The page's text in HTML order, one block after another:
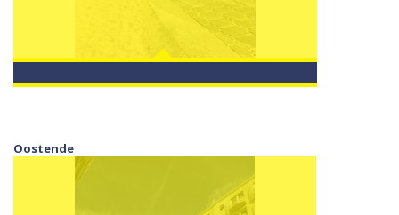
Oostende